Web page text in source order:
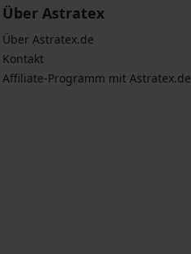
Über Astratex
Über Astratex.de
Kontakt
Affiliate-Programm mit Astratex.de